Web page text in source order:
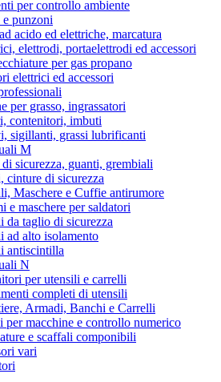
per controllo ambiente
e punzoni
acido ed elettriche, marcatura
elettrodi, portaelettrodi ed accessori
per gas propano
elettrici ed accessori
per grasso, ingrassatori
contenitori, imbuti
sigillanti, grassi lubrificanti
M
di sicurezza, guanti, grembiali
cinture di sicurezza
Maschere e Cuffie antirumore
e maschere per saldatori
da taglio di sicurezza
ad alto isolamento
antiscintilla
N
per utensili e carrelli
completi di utensili
Armadi, Banchi e Carrelli
per macchine e controllo numerico
e scaffali componibili
vari